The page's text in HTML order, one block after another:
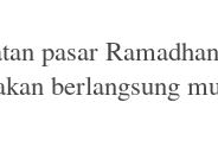
pasar
berlangsung